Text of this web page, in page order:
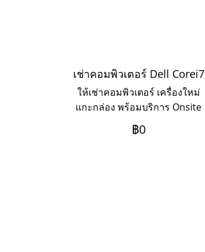
เช่าคอมพิวเตอร์ Dell Corei7
ให้เช่าคอมพิวเตอร์ เครื่องใหม่
แกะกล่อง พร้อมบริการ Onsite
Service แบบรายวัน รายสัปดาห์
รายเดือน รายปี
฿0